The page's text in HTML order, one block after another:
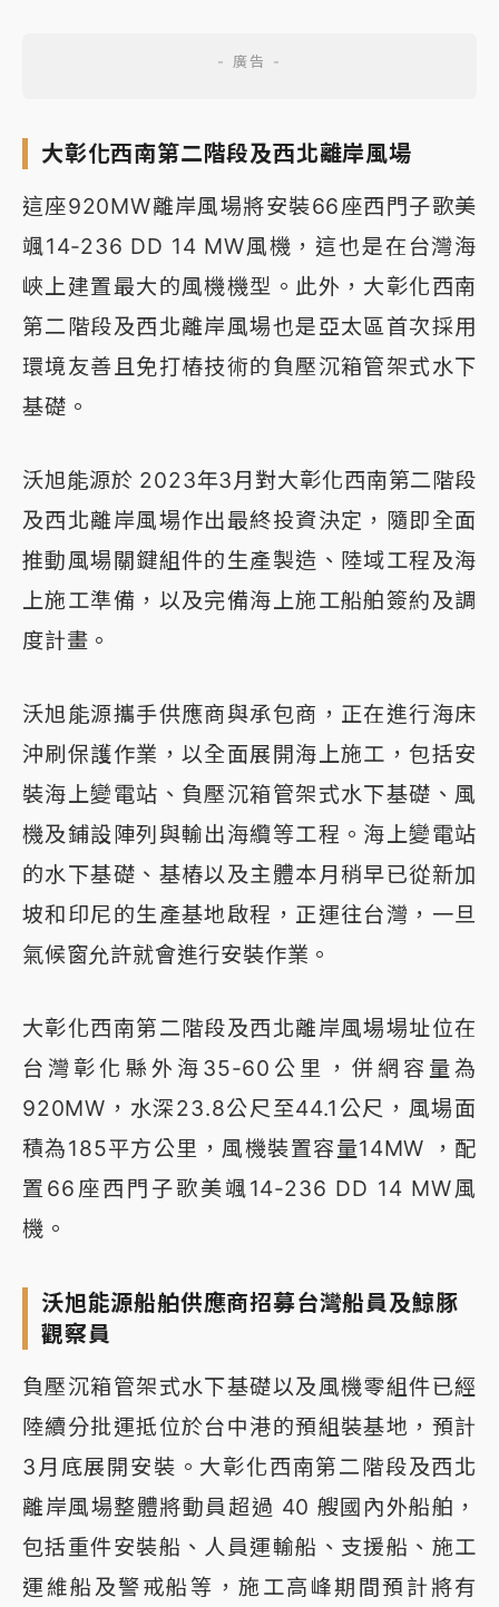
大彰化西南第二階段及西北離岸風場
這座920MW離岸風場將安裝66座西門子歌美
颯14-236 DD 14 MW風機，這也是在台灣海
峽上建置最大的風機機型。此外，大彰化西南
第二階段及西北離岸風場也是亞太區首次採用
環境友善且免打樁技術的負壓沉箱管架式水下
基礎。
沃旭能源於 2023年3月對大彰化西南第二階段
及西北離岸風場作出最終投資決定，隨即全面
推動風場關鍵組件的生產製造、陸域工程及海
上施工準備，以及完備海上施工船舶簽約及調
度計畫。
沃旭能源攜手供應商與承包商，正在進行海床
沖刷保護作業，以全面展開海上施工，包括安
裝海上變電站、負壓沉箱管架式水下基礎、風
機及鋪設陣列與輸出海纜等工程。海上變電站
的水下基礎、基樁以及主體本月稍早已從新加
坡和印尼的生產基地啟程，正運往台灣，一旦
氣候窗允許就會進行安裝作業。
大彰化西南第二階段及西北離岸風場場址位在
台灣彰化縣外海35-60公里，併網容量為
920MW，水深23.8公尺至44.1公尺，風場面
積為185平方公里，風機裝置容量14MW ，配
置66座西門子歌美颯14-236 DD 14 MW風
機。
沃旭能源船舶供應商招募台灣船員及鯨豚
觀察員
負壓沉箱管架式水下基礎以及風機零組件已經
陸續分批運抵位於台中港的預組裝基地，預計
3月底展開安裝。大彰化西南第二階段及西北
離岸風場整體將動員超過 40 艘國內外船舶，
包括重件安裝船、人員運輸船、支援船、施工
運維船及警戒船等，施工高峰期間預計將有